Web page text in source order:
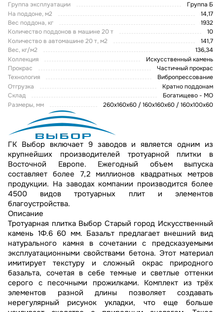
Группа эксплуатации
Группа Б
На поддоне, м2
14,17
Вес поддона, кг
1932
Количество поддонов в машине 20 т
10
Количество в автомашине 20 т, м2
141,7
Вес, кг/м2
136,34
Коллекция
Искусственный камень
Прокрас
Частичный прокрас
Технология
Вибропрессование
Отгрузка
Кратно поддонам
Склад
Богатищево - МО
Размеры, мм
260х160х60 / 160х160х60 / 160х100х60
ГК Выбор включает 9 заводов и является одним из
крупнейших производителей тротуарной плитки в
Восточной Европе. Ежегодный объем выпуска
составляет более 7,2 миллионов квадратных метров
продукции. На заводах компании производится более
4500 видов тротуарных плит и элементов
благоустройства.
Описание
Тротуарная плитка Выбор Старый город Искусственный
камень 1Ф.6 60 мм. Базальт предлагает внешний вид
натурального камня в сочетании с предсказуемыми
эксплуатационными свойствами бетона. Этот материал
имитирует текстуру и сложный окрас природного
базальта, сочетая в себе темные и светлые оттенки
серого с песочными прожилками. Комплект из трёх
элементов разной длины позволяет создавать
нерегулярный рисунок укладки, что еще больше